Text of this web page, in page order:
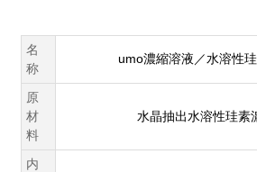
名
称
umo濃縮溶液／水溶性
原
材
料
水晶抽出水溶性珪素
内